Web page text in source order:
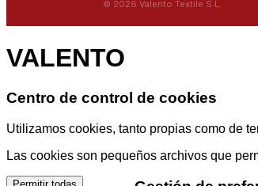
© 2026 Valento Textile S.L.
VALENTO
Centro de control de cookies
Utilizamos cookies, tanto propias como de
Las cookies son pequeños archivos que